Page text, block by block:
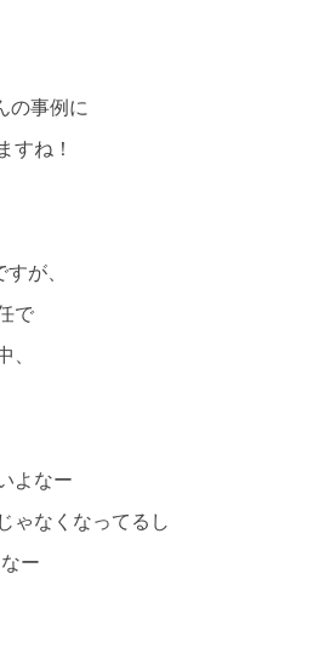
の事例に
すね！
が、
で
、
よなー
ゃなくなってるし
ー